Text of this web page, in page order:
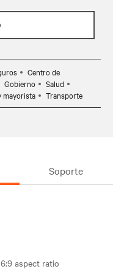
Centro de
Gobierno
Salud
mayorista Transporte
Soporte
aspect ratio